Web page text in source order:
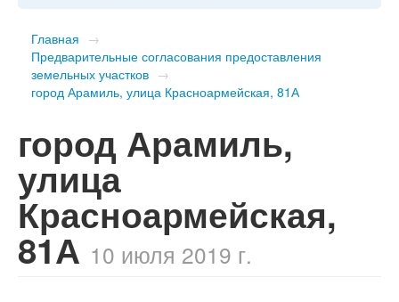
Главная →
Предварительные согласования предоставления
земельных участков →
город Арамиль, улица Красноармейская, 81А
город Арамиль,
улица
Красноармейская,
81А 10 июля 2019 г.